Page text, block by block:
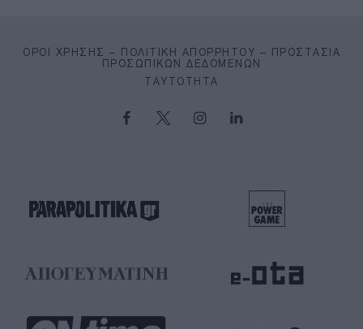
ΌΡΟΙ ΧΡΉΣΗΣ – ΠΟΛΙΤΙΚΉ ΑΠΟΡΡΉΤΟΥ – ΠΡΟΣΤΑΣΊΑ
ΠΡΟΣΩΠΙΚΏΝ ΔΕΔΟΜΈΝΩΝ
ΤΑΥΤΌΤΗΤΑ